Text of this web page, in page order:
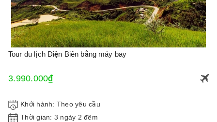
Tour du lịch Điện Biên bằng máy bay
3.990.000₫
Khởi hành: Theo yêu cầu
Thời gian: 3 ngày 2 đêm